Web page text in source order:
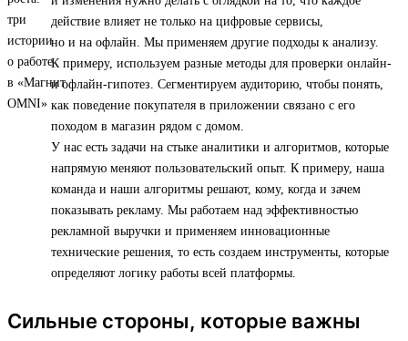
действие влияет не только на цифровые сервисы,
но и на офлайн. Мы применяем другие подходы к анализу.
К примеру, используем разные методы для проверки онлайн-
и офлайн-гипотез. Сегментируем аудиторию, чтобы понять,
как поведение покупателя в приложении связано с его
походом в магазин рядом с домом.
У нас есть задачи на стыке аналитики и алгоритмов, которые
напрямую меняют пользовательский опыт. К примеру, наша
команда и наши алгоритмы решают, кому, когда и зачем
показывать рекламу. Мы работаем над эффективностью
рекламной выручки и применяем инновационные
технические решения, то есть создаем инструменты, которые
определяют логику работы всей платформы.
Сильные стороны, которые важны